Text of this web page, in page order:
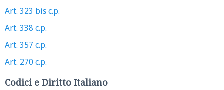
Art. 323 bis c.p.
Art. 338 c.p.
Art. 357 c.p.
Art. 270 c.p.
Codici e Diritto Italiano